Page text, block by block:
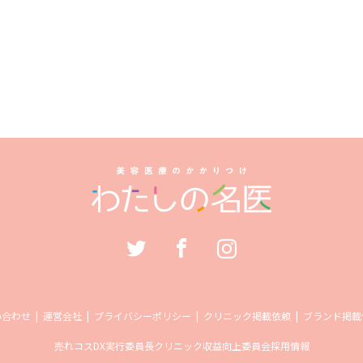
わせ 運営会社 プライバシーポリシー クリニック掲載依頼 ブランド掲
売れコスDX実行委員長クリニック収益向上委員会採用情報